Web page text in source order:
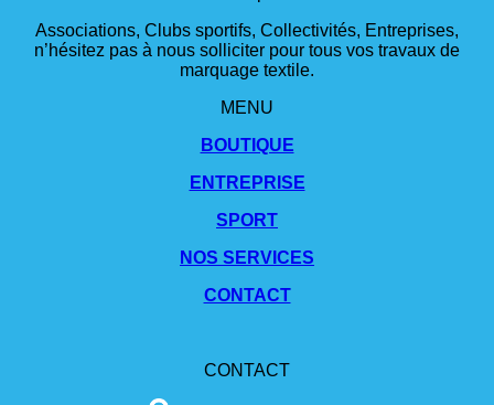
Associations, Clubs sportifs, Collectivités, Entreprises,
n’hésitez pas à nous solliciter pour tous vos travaux de
marquage textile.
MENU
BOUTIQUE
ENTREPRISE
SPORT
NOS SERVICES
CONTACT
CONTACT